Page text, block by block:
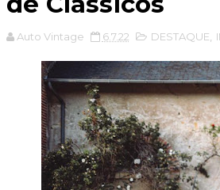
Auto Vintage 6.7.22 DESTAQUE